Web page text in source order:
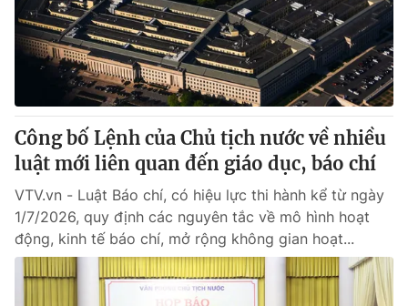
Công bố Lệnh của Chủ tịch nước về nhiều
luật mới liên quan đến giáo dục, báo chí
VTV.vn - Luật Báo chí, có hiệu lực thi hành kể từ ngày
1/7/2026, quy định các nguyên tắc về mô hình hoạt
động, kinh tế báo chí, mở rộng không gian hoạt...